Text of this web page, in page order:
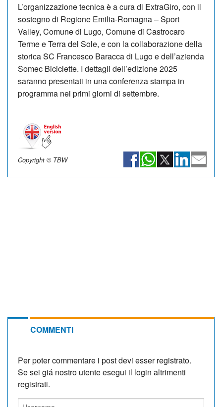
L’organizzazione tecnica è a cura di ExtraGiro, con il
sostegno di Regione Emilia-Romagna – Sport
Valley, Comune di Lugo, Comune di Castrocaro
Terme e Terra del Sole, e con la collaborazione della
storica SC Francesco Baracca di Lugo e dell’azienda
Somec Biciclette. I dettagli dell’edizione 2025
saranno presentati in una conferenza stampa in
programma nei primi giorni di settembre.
Copyright © TBW
COMMENTI
Per poter commentare i post devi esser registrato.
Se sei giá nostro utente esegui il login altrimenti
registrati.